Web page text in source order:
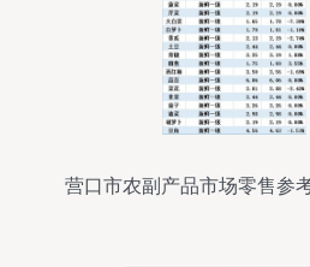
营口市农副产品市场零售参